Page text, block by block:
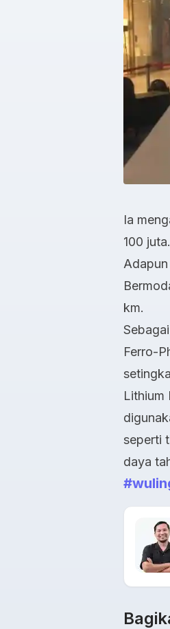
Ia
100
km.
Ferro-
Lithium
seperti
daya